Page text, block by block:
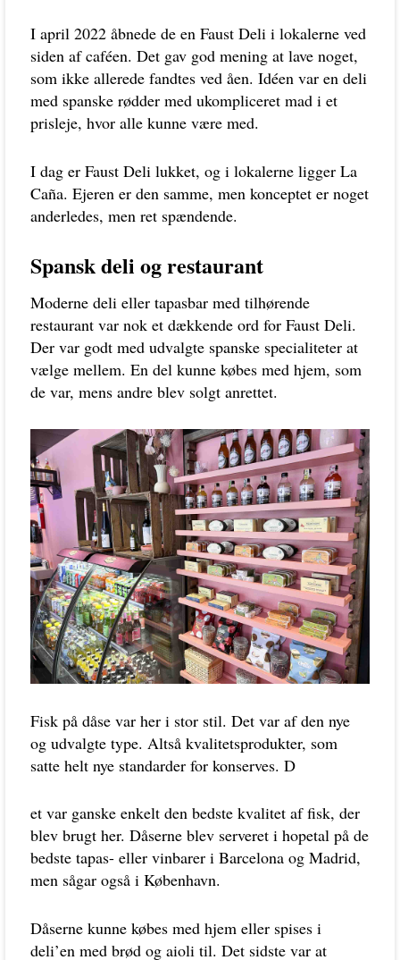
I april 2022 åbnede de en Faust Deli i lokalerne ved
siden af caféen. Det gav god mening at lave noget,
som ikke allerede fandtes ved åen. Idéen var en deli
med spanske rødder med ukompliceret mad i et
prisleje, hvor alle kunne være med.
I dag er Faust Deli lukket, og i lokalerne ligger La
Caña. Ejeren er den samme, men konceptet er noget
anderledes, men ret spændende.
Spansk deli og restaurant
Moderne deli eller tapasbar med tilhørende
restaurant var nok et dækkende ord for Faust Deli.
Der var godt med udvalgte spanske specialiteter at
vælge mellem. En del kunne købes med hjem, som
de var, mens andre blev solgt anrettet.
Fisk på dåse var her i stor stil. Det var af den nye
og udvalgte type. Altså kvalitetsprodukter, som
satte helt nye standarder for konserves. D
et var ganske enkelt den bedste kvalitet af fisk, der
blev brugt her. Dåserne blev serveret i hopetal på de
bedste tapas- eller vinbarer i Barcelona og Madrid,
men sågar også i København.
Dåserne kunne købes med hjem eller spises i
deli’en med brød og aioli til. Det sidste var at